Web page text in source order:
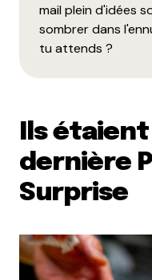
mail plein d'idées
sombrer dans
tu attends ?
Ils
dernière
Surprise